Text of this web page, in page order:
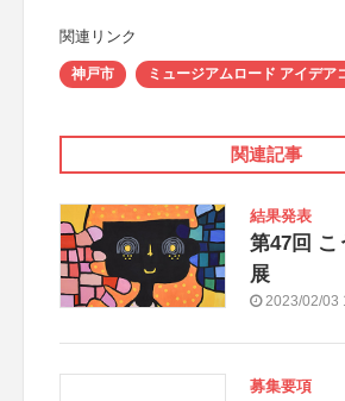
関連リンク
神戸市 ミュージアムロード アイデア
関連記事
結果発表
第47回 こ
展
2023/02/03
募集要項